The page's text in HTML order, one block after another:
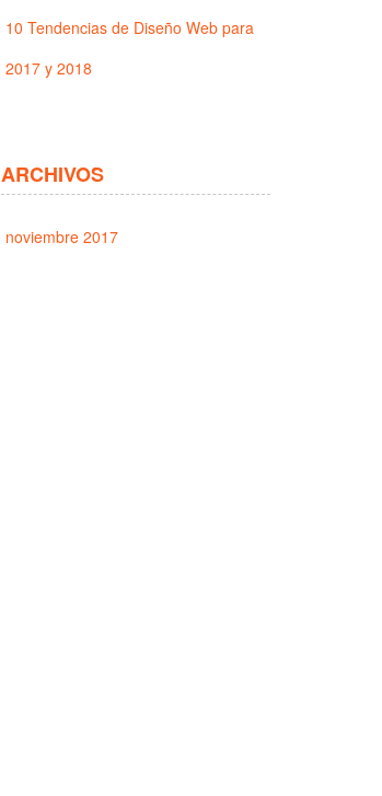
10 Tendencias de Diseño Web para
2017 y 2018
ARCHIVOS
noviembre 2017